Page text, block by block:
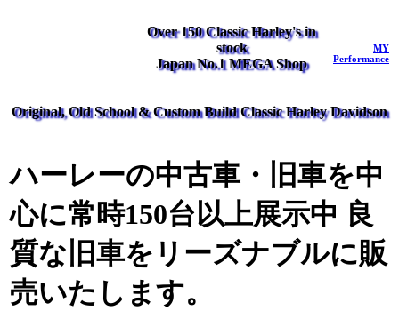
Over 150 Classic Harley's in
stock
Japan No.1 MEGA Shop
MY
Performance
Original, Old School & Custom Build Classic Harley Davidson
ハーレーの中古車・旧車を中
心に常時150台以上展示中 良
質な旧車をリーズナブルに販
売いたします。